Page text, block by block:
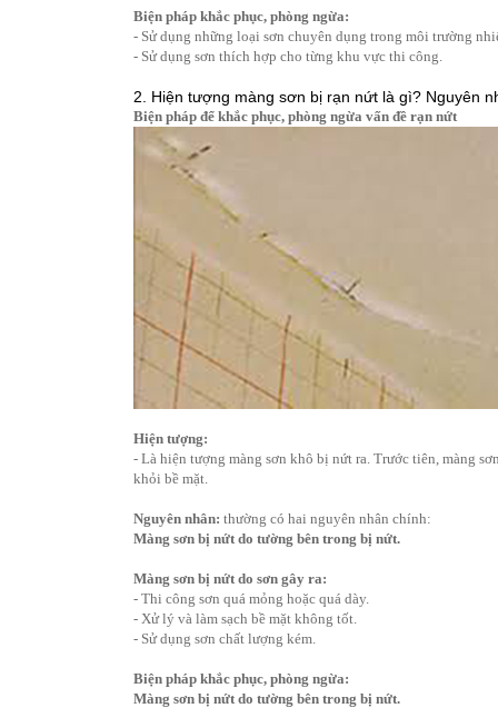
Biện pháp khắc phục, phòng ngừa:
- Sử dụng những loại sơn chuyên dụng trong môi trường
- Sử dụng sơn thích hợp cho từng khu vực thi công.
2. Hiện tượng màng sơn bị rạn nứt là gì? Nguyên
Biện pháp để khắc phục, phòng ngừa vấn đề rạn nứt
Hiện tượng:
- Là hiện tượng màng sơn khô bị nứt ra. Trước tiên, màng
khỏi bề mặt.
Nguyên nhân: thường có hai nguyên nhân chính:
Màng sơn bị nứt do tường bên trong bị nứt.
Màng sơn bị nứt do sơn gây ra:
- Thi công sơn quá mỏng hoặc quá dày.
- Xử lý và làm sạch bề mặt không tốt.
- Sử dụng sơn chất lượng kém.
Biện pháp khắc phục, phòng ngừa:
Màng sơn bị nứt do tường bên trong bị nứt.